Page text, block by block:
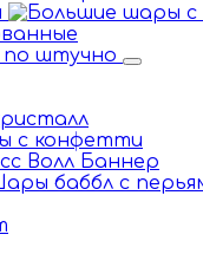
штучно
Волл Баннер
баббл с